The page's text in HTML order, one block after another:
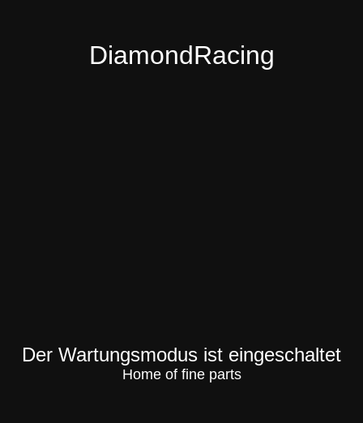
DiamondRacing
Der Wartungsmodus ist eingeschaltet
Home of fine parts